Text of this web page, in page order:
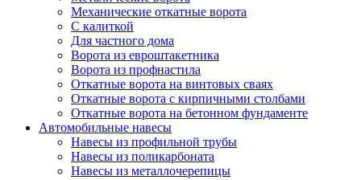
Механические откатные ворота
С калиткой
Для частного дома
Ворота из евроштакетника
Ворота из профнастила
Откатные ворота на винтовых сваях
Откатные ворота с кирпичными столбами
Откатные ворота на бетонном фундаменте
Автомобильные навесы
Навесы из профильной трубы
Навесы из поликарбоната
Навесы из металлочерепицы